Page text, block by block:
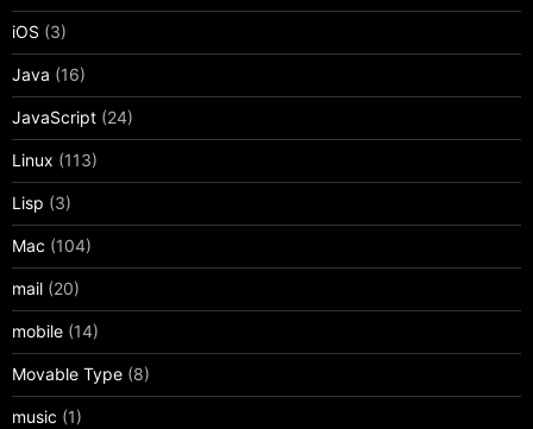
iOS (3)
Java (16)
JavaScript (24)
Linux (113)
Lisp (3)
Mac (104)
mail (20)
mobile (14)
Movable Type (8)
music (1)